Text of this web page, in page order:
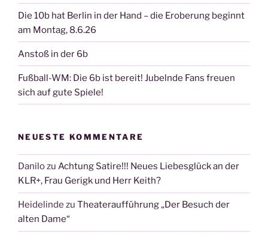
Die 10b hat Berlin in der Hand – die Eroberung beginnt
am Montag, 8.6.26
Anstoß in der 6b
Fußball-WM: Die 6b ist bereit! Jubelnde Fans freuen
sich auf gute Spiele!
NEUESTE KOMMENTARE
Danilozu Achtung Satire!!! Neues Liebesglück an der
KLR+, Frau Gerigk und Herr Keith?
Heidelinde zu Theateraufführung „Der Besuch der
alten Dame“